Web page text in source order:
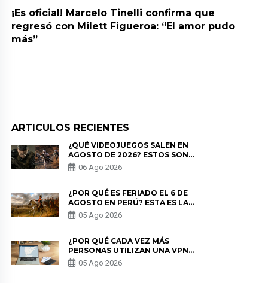
¡Es oficial! Marcelo Tinelli confirma que
regresó con Milett Figueroa: “El amor pudo
más”
ARTICULOS RECIENTES
¿QUÉ VIDEOJUEGOS SALEN EN
AGOSTO DE 2026? ESTOS SON
LOS ESTRENOS MÁS ESPERADOS
06 Ago 2026
¿POR QUÉ ES FERIADO EL 6 DE
AGOSTO EN PERÚ? ESTA ES LA
HISTORIA
05 Ago 2026
¿POR QUÉ CADA VEZ MÁS
PERSONAS UTILIZAN UNA VPN
PARA PROTEGER SU
PRIVACIDAD?
05 Ago 2026